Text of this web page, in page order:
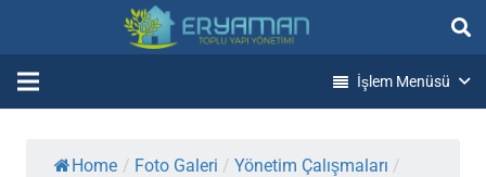
İşlem Menüsü
Home / Foto Galeri / Yönetim Çalışmaları /